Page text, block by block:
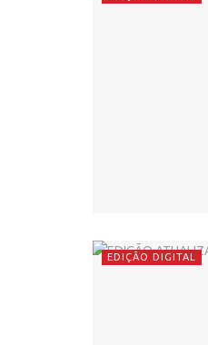
EDIÇÃO DIGITAL